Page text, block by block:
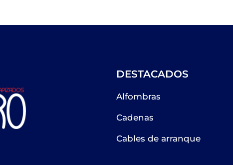
DESTACADOS
Alfombras
Cadenas
Cables de arranque